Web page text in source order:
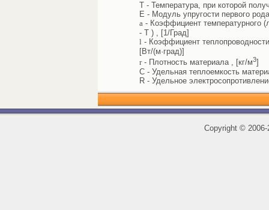
T - Температура, при которой
E - Модуль упругости первого
a- Коэффициент температурного
- T ) , [1/Град]
l - Коэффициент
[Вт/(м·град)]
r- Плотность материала , [кг/м3]
C - Удельная теплоемкость
R - Удельное
Copyright ©